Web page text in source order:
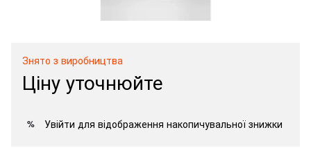
Знято з виробництва
Ціну уточнюйте
% Увійти для відображення накопичувальної знижки